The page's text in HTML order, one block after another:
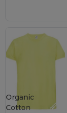
Organic
Cotton